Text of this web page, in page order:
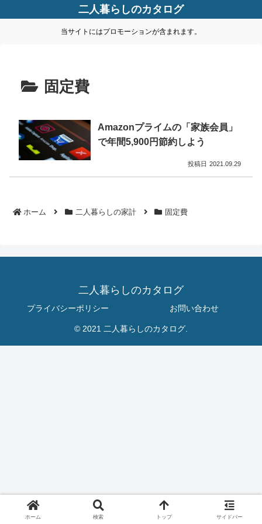
二人暮らしのカタログ
当サイトにはプロモーションが含まれます。
固定費
Amazonプライムの「家族会員」
で年間5,900円節約しよう
2021.09.29
ホーム 二人暮らしの家計 固定費
二人暮らしのカタログ
プライバシーポリシー お問い合わせ
© 2021 二人暮らしのカタログ.
ホーム 検索 トップ サイドバー